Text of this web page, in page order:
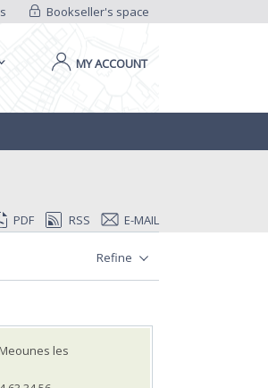
Bookseller's space
MY ACCOUNT
PDF RSS E-MAIL
Refine
les